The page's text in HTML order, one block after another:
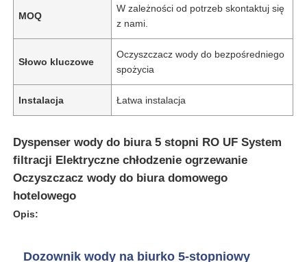
Filmy
O nas
Skontaktuj się z nami
Aktualności
MOQ
W zależności od potrzeb skontaktuj się
z nami.
Słowo kluczowe
Oczyszczacz wody do bezpośredniego
spożycia
Instalacja Łatwa instalacja
Dyspenser wody do biura 5 stopni RO UF System
filtracji Elektryczne chłodzenie ogrzewanie
Oczyszczacz wody do biura domowego
hotelowego
Opis:
Dozownik wody na biurko 5-stopniowy